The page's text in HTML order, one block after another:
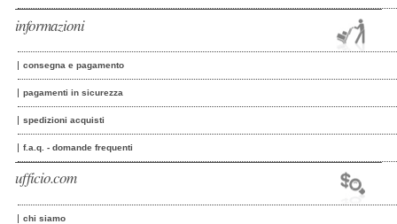
informazioni
consegna e pagamento
pagamenti in sicurezza
spedizioni acquisti
f.a.q. - domande frequenti
ufficio.com
chi siamo